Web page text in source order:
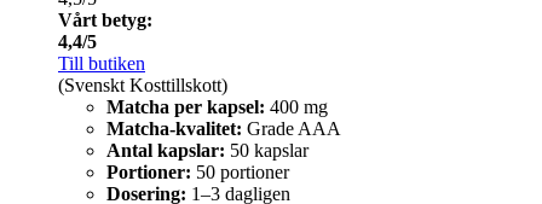
Vårt betyg:
4,4/5
Till butiken
(Svenskt Kosttillskott)
Matcha per kapsel: 400 mg
Matcha-kvalitet: Grade AAA
Antal kapslar: 50 kapslar
Portioner: 50 portioner
Dosering: 1–3 dagligen